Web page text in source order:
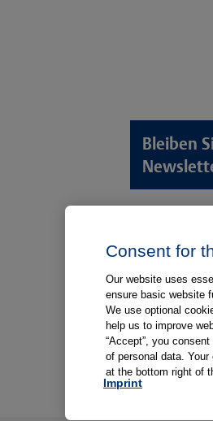
Bleiben
Anamnese von
Aufnahme von
Aufklärung von
Kliniken
Medizinische
Arztpraxen
Consent for
Our website uses
ensure basic website
We use optional
help us to improve
“Accept”, you
of personal data.
at the bottom right of
Imprint